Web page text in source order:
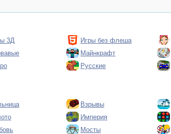
3Д Игры без флеша
Майнкрафт
Русские
Взрывы
Империя
Мосты